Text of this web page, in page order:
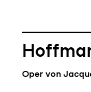
Oper von